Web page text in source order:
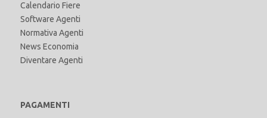
Calendario Fiere
Software Agenti
Normativa Agenti
News Economia
Diventare Agenti
PAGAMENTI